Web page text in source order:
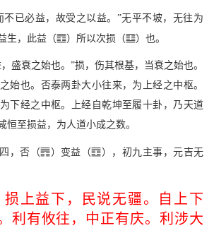
不已必益，故受之以益。”无平不坡，无往为
生，此益（S）所以次损（A）也。
，盛衰之始也。”损，伤其根基，当衰之始也。
始也。否泰两卦大小往来，为上经之中枢。
下经之中枢。上经自乾坤至履十卦，乃天道
恒至损益，为人道小成之数。
，否（]）变益（S），初九主事，元吉无
损上益下，民说无疆。自上下
利有攸往，中正有庆。利涉大